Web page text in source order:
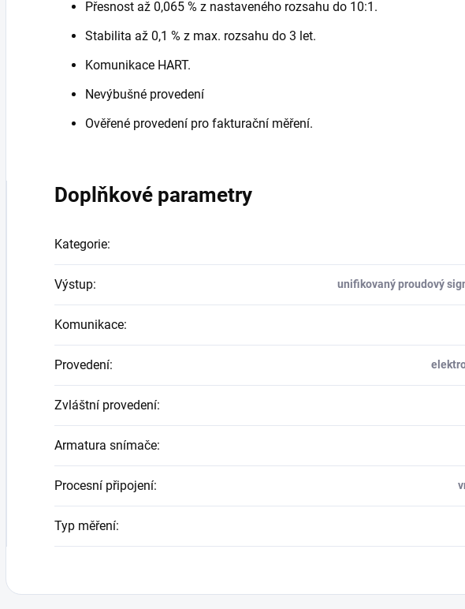
Přesnost až 0,065 % z nastaveného rozsahu do 10:1.
Stabilita až 0,1 % z max. rozsahu do 3 let.
Komunikace HART.
Nevýbušné provedení
Ověřené provedení pro fakturační měření.
Doplňkové parametry
Kategorie:
Výstup: unifikovaný proudový
Komunikace:
Provedení:
Zvláštní provedení:
Armatura snímače:
Procesní připojení:
Typ měření: